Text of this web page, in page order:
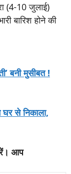
(4-10 जुलाई)
बारिश होने की
बनी मुसीबत !
घर से निकाला,
आप